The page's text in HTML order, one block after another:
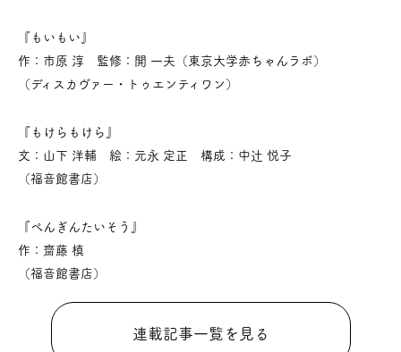
『もいもい』
作：市原 淳 監修：開 一夫（東京大学赤ちゃんラボ）
（ディスカヴァー・トゥエンティワン）
『もけらもけら』
文：山下 洋輔 絵：元永 定正 構成：中辻 悦子
（福音館書店）
『ぺんぎんたいそう』
作：齋藤 槙
（福音館書店）
連載記事一覧を見る